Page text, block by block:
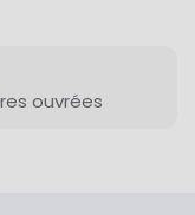
ouvrées